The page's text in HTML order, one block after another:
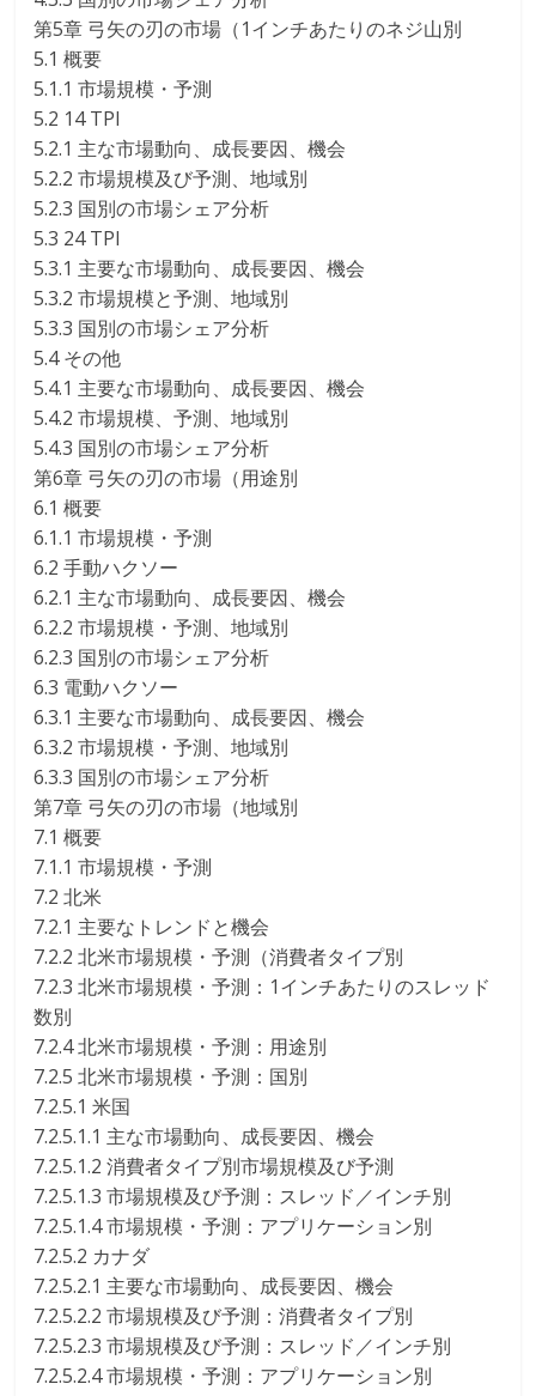
第5章 弓矢の刃の市場（1インチあたりのネジ山別
5.1 概要
5.1.1 市場規模・予測
5.2 14 TPI
5.2.1 主な市場動向、成長要因、機会
5.2.2 市場規模及び予測、地域別
5.2.3 国別の市場シェア分析
5.3 24 TPI
5.3.1 主要な市場動向、成長要因、機会
5.3.2 市場規模と予測、地域別
5.3.3 国別の市場シェア分析
5.4 その他
5.4.1 主要な市場動向、成長要因、機会
5.4.2 市場規模、予測、地域別
5.4.3 国別の市場シェア分析
第6章 弓矢の刃の市場（用途別
6.1 概要
6.1.1 市場規模・予測
6.2 手動ハクソー
6.2.1 主な市場動向、成長要因、機会
6.2.2 市場規模・予測、地域別
6.2.3 国別の市場シェア分析
6.3 電動ハクソー
6.3.1 主要な市場動向、成長要因、機会
6.3.2 市場規模・予測、地域別
6.3.3 国別の市場シェア分析
第7章 弓矢の刃の市場（地域別
7.1 概要
7.1.1 市場規模・予測
7.2 北米
7.2.1 主要なトレンドと機会
7.2.2 北米市場規模・予測（消費者タイプ別
7.2.3 北米市場規模・予測：1インチあたりのスレッド
数別
7.2.4 北米市場規模・予測：用途別
7.2.5 北米市場規模・予測：国別
7.2.5.1 米国
7.2.5.1.1 主な市場動向、成長要因、機会
7.2.5.1.2 消費者タイプ別市場規模及び予測
7.2.5.1.3 市場規模及び予測：スレッド／インチ別
7.2.5.1.4 市場規模・予測：アプリケーション別
7.2.5.2 カナダ
7.2.5.2.1 主要な市場動向、成長要因、機会
7.2.5.2.2 市場規模及び予測：消費者タイプ別
7.2.5.2.3 市場規模及び予測：スレッド／インチ別
7.2.5.2.4 市場規模・予測：アプリケーション別